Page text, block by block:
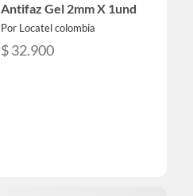
Antifaz Gel 2mm X 1und
Por Locatel colombia
$ 32.900